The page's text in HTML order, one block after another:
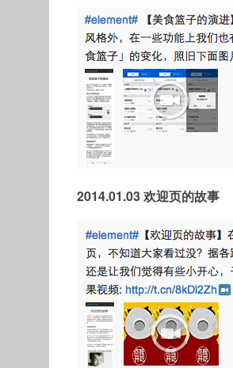
2014.01.03 欢迎页的故事